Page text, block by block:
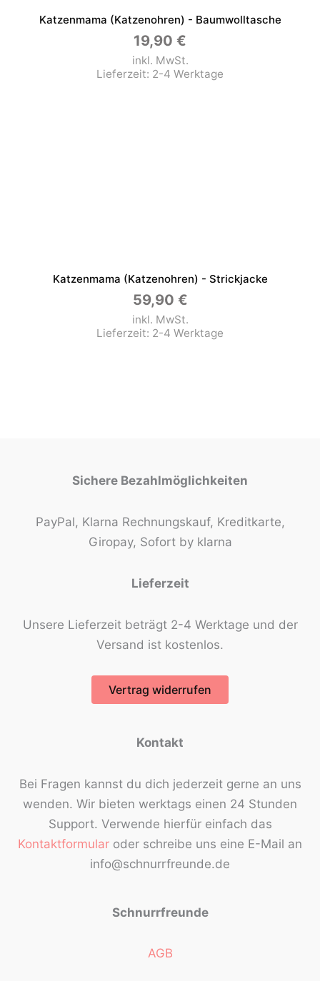
Katzenmama (Katzenohren) - Baumwolltasche
19,90 €
inkl. MwSt.
Lieferzeit: 2-4 Werktage
Katzenmama (Katzenohren) - Strickjacke
59,90 €
inkl. MwSt.
Lieferzeit: 2-4 Werktage
Sichere Bezahlmöglichkeiten
PayPal, Klarna Rechnungskauf, Kreditkarte,
Giropay, Sofort by klarna
Lieferzeit
Unsere Lieferzeit beträgt 2-4 Werktage und der
Versand ist kostenlos.
Vertrag widerrufen
Kontakt
Bei Fragen kannst du dich jederzeit gerne an uns
wenden. Wir bieten werktags einen 24 Stunden
Support. Verwende hierfür einfach das
Kontaktformular oder schreibe uns eine E-Mail an
info@schnurrfreunde.de
Schnurrfreunde
AGB